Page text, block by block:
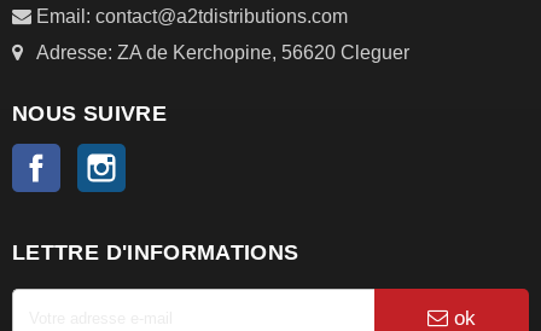
Email: contact@a2tdistributions.com
Adresse: ZA de Kerchopine, 56620 Cleguer
NOUS SUIVRE
Facebook
LETTRE D'INFORMATIONS
ok